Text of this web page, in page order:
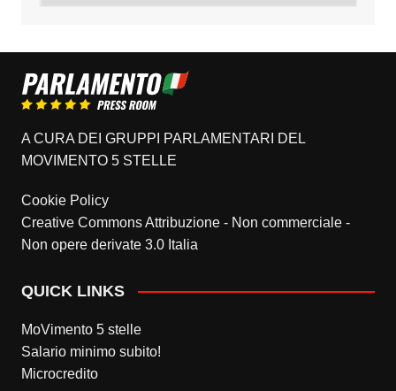
A CURA DEI GRUPPI PARLAMENTARI DEL
MOVIMENTO 5 STELLE
Cookie Policy
Creative Commons Attribuzione - Non commerciale -
Non opere derivate 3.0 Italia
QUICK LINKS
MoVimento 5 stelle
Salario minimo subito!
Microcredito